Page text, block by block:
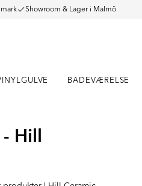
Showroom & Lager i Malmö
BADEVÆRELSE
- Hill